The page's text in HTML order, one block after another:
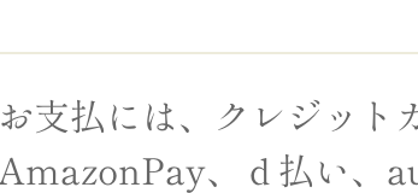
お支払には、クレジット
AmazonPay、ｄ払い、